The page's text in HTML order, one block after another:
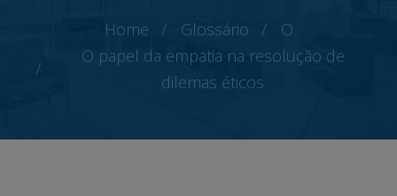
Home Glossário
O
O papel da empatia na resolução de
dilemas éticos